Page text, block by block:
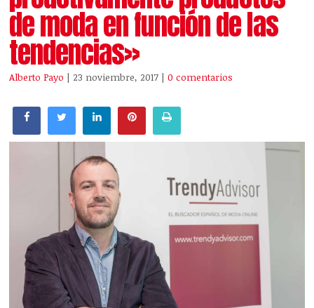
de moda en función de las
tendencias»
Alberto Payo | 23 noviembre, 2017 |0 comentarios